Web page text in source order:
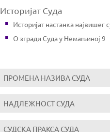
Историјат Суда
Историјат настанка највишег
О згради Суда у Немањиној 9
ПРОМЕНА НАЗИВА СУДА
НАДЛЕЖНОСТ СУДА
СУДСКА ПРАКСА СУДА